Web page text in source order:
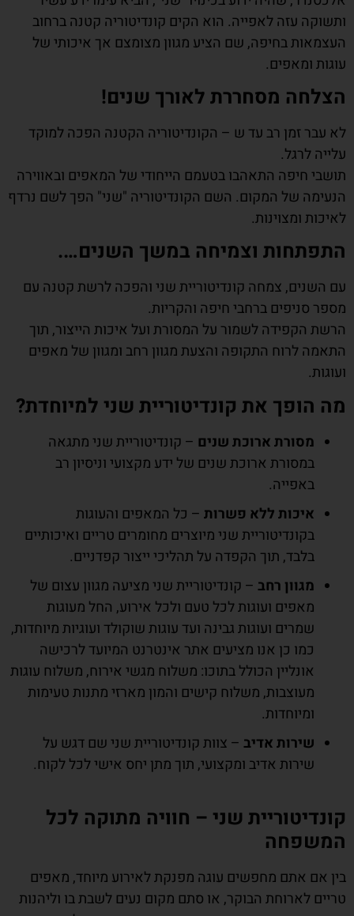
ותשוקה עזה לאפייה. הוא הקים קונדיטוריה קטנה ברחוב
העצמאות בחיפה, שם הציע מגוון מצומצם אך איכותי של
עוגות ומאפים.
הצלחה מסחררת לאורך שנים!
לא עבר זמן רב עד ש – הקונדיטוריה הקטנה הפכה למוקד
עלייה לרגל.
תושבי חיפה התאהבו בטעמם הייחודי של המאפים ובאווירה
הנעימה של המקום. השם הקונדיטוריה "שני" הפך לשם נרדף
לאיכות ומצוינות.
התפתחות וצמיחה במשך השנים….
עם השנים, צמחה קונדיטוריית שני והפכה לרשת קטנה עם
מספר סניפים ברחבי חיפה והקריות.
הרשת הקפידה לשמור על המסורת ועל איכות הייצור, תוך
התאמה לרוח התקופה והצעת מגוון רחב ומגוון של מאפים
ועוגות.
מה הופך את קונדיטוריית שני למיוחדת?
מסורת ארוכת שנים – קונדיטוריית שני מתגאה
במסורת ארוכת שנים של ידע מקצועי וניסיון רב
באפייה.
איכות ללא פשרות – כל המאפים והעוגות
בקונדיטוריית שני מיוצרים מחומרים טריים ואיכותיים
בלבד, תוך הקפדה על תהליכי ייצור קפדניים.
מגוון רחב – קונדיטוריית שני מציעה מגוון עצום של
מאפים ועוגות לכל טעם ולכל אירוע, החל מעוגות
שמרים ועוגות גבינה ועד עוגות שוקולד ועוגיות מיוחדות,
כמו כן אנו מציעים אתר אינטרנט המיועד לרכישה
אונליין הכולל בתוכו: משלוח מגשי אירוח, משלוח עוגות
מעוצבות, משלוח קישים והמון מארזי מתנות טעימות
ומיוחדות.
שירות אדיב – צוות קונדיטוריית שני שם דגש על
שירות אדיב ומקצועי, תוך מתן יחס אישי לכל לקוח.
קונדיטוריית שני – חוויה מתוקה לכל
המשפחה
בין אם אתם מחפשים עוגה מפנקת לאירוע מיוחד, מאפים
טריים לארוחת הבוקר, או סתם מקום נעים לשבת בו וליהנות